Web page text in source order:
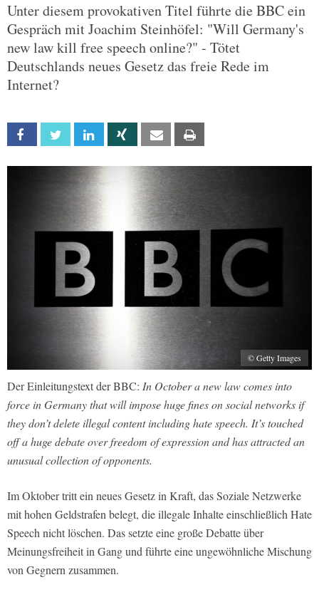
Unter diesem provokativen Titel führte die BBC ein
Gespräch mit Joachim Steinhöfel: "Will Germany's
new law kill free speech online?" - Tötet
Deutschlands neues Gesetz das freie Rede im
Internet?
Facebook Twitter Linkedin Xing Email
© Getty Images
Der Einleitungstext der BBC: In October a new law comes into
force in Germany that will impose huge fines on social networks if
they don’t delete illegal content including hate speech. It’s touched
off a huge debate over freedom of expression and has attracted an
unusual collection of opponents.
Im Oktober tritt ein neues Gesetz in Kraft, das Soziale Netzwerke
mit hohen Geldstrafen belegt, die illegale Inhalte einschließlich Hate
Speech nicht löschen. Das setzte eine große Debatte über
Meinungsfreiheit in Gang und führte eine ungewöhnliche Mischung
von Gegnern zusammen.